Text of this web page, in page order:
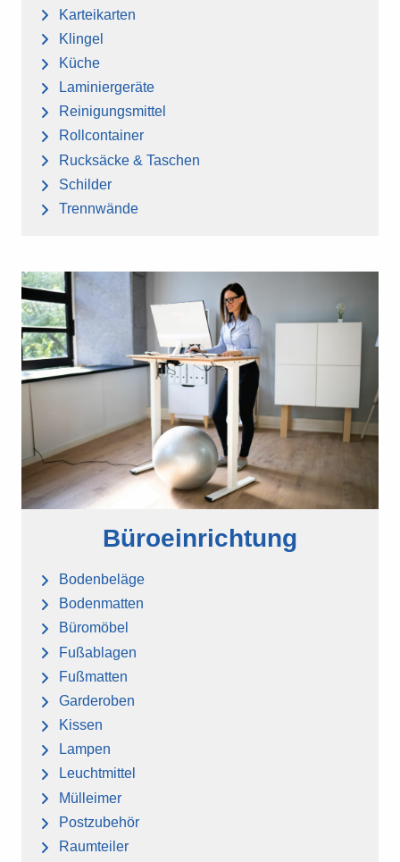
Karteikarten
Klingel
Küche
Laminiergeräte
Reinigungsmittel
Rollcontainer
Rucksäcke & Taschen
Schilder
Trennwände
Büroeinrichtung
Bodenbeläge
Bodenmatten
Büromöbel
Fußablagen
Fußmatten
Garderoben
Kissen
Lampen
Leuchtmittel
Mülleimer
Postzubehör
Raumteiler